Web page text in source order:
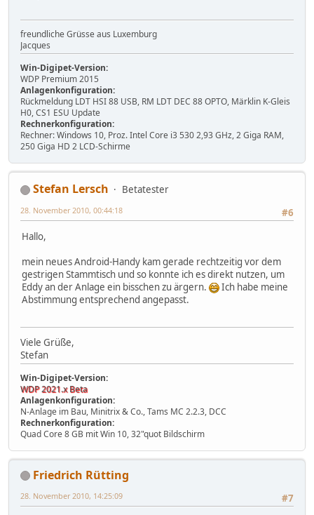
freundliche Grüsse aus Luxemburg
Jacques
Win-Digipet-Version:
WDP Premium 2015
Anlagenkonfiguration:
Rückmeldung LDT HSI 88 USB, RM LDT DEC 88 OPTO, Märklin K-Gleis
H0, CS1 ESU Update
Rechnerkonfiguration:
Rechner: Windows 10, Proz. Intel Core i3 530 2,93 GHz, 2 Giga RAM,
250 Giga HD 2 LCD-Schirme
Stefan Lersch
Betatester
#6
28. November 2010, 00:44:18
Hallo,
mein neues Android-Handy kam gerade rechtzeitig vor dem
gestrigen Stammtisch und so konnte ich es direkt nutzen, um
Eddy an der Anlage ein bisschen zu ärgern.
Ich habe meine
Abstimmung entsprechend angepasst.
Viele Grüße,
Stefan
Win-Digipet-Version:
WDP 2021.x Beta
Anlagenkonfiguration:
N-Anlage im Bau, Minitrix & Co., Tams MC 2.2.3, DCC
Rechnerkonfiguration:
Quad Core 8 GB mit Win 10, 32"quot Bildschirm
Friedrich Rütting
#7
28. November 2010, 14:25:09